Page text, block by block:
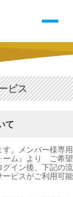
ビス
て
。メンバー様専用
ーム』より ご希望
グイン後、下記の流
ービスがご利用可能